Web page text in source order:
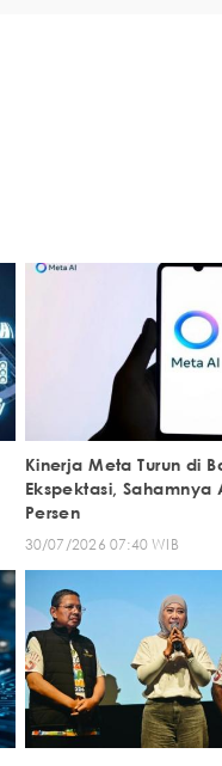
Kinerja Meta Turun di
Ekspektasi, Sahamnya
Persen
30/07/2026 07:40 WIB